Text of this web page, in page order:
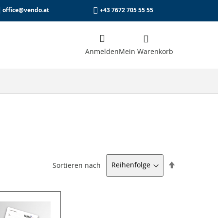
office@vendo.at +43 7672 705 55 55
AnmeldenMein Warenkorb
Sortieren nach